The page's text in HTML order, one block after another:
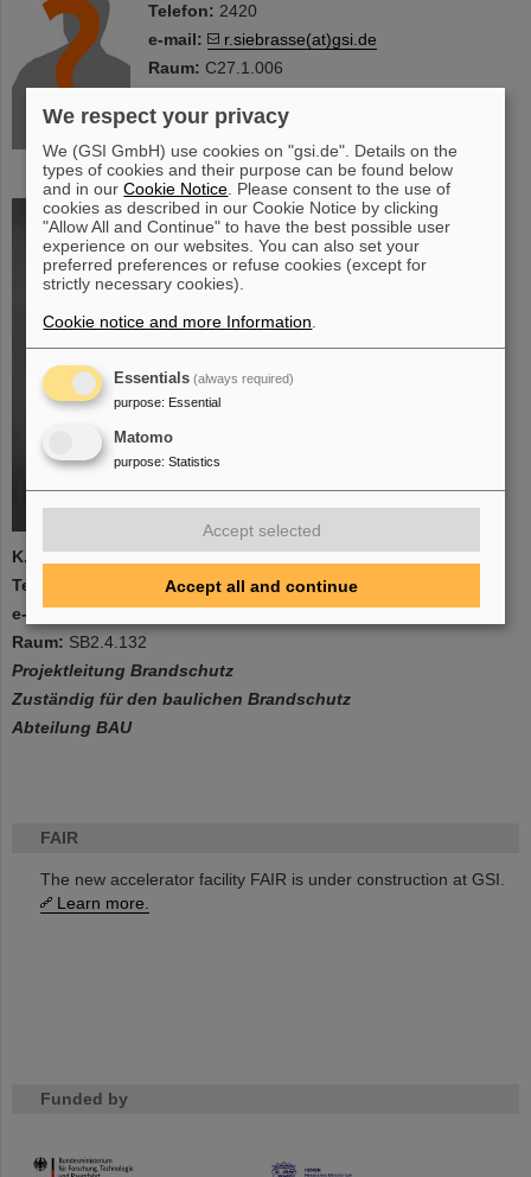
FAIR
The new accelerator facility FAIR is under construction at GSI.
Learn more.
Funded by
HMWK
Telefon: 2420
e-mail:
r.siebrasse(at)gsi.de
Raum: C27.1.006
Brandschutz (BMA, BOS, SiBel)
Abteilung GAT-GSA
K. Siegl
Telefon:
e-mail:
k.siegl(at)gsi.de
Raum: SB2.4.132
Projektleitung Brandschutz
Zuständig für den baulichen Brandschutz
Abteilung BAU
We respect your privacy
We (GSI GmbH) use cookies on "gsi.de". Details on the
types of cookies and their purpose can be found below
and in ourCookie Notice . Please consent to the use of
cookies as described in our Cookie Notice by clicking
"Allow All and Continue" to have the best possible user
experience on our websites. You can also set your
preferred preferences or refuse cookies (except for
strictly necessary cookies).
Cookie notice and more Information
Essentials (always required)
purpose: Essential
Matomo
purpose: Statistics
Accept selected
Accept all and continue